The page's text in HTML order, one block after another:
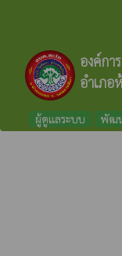
องค์กา
อำเภอ
ผู้ดูแลระบบ พัฒ